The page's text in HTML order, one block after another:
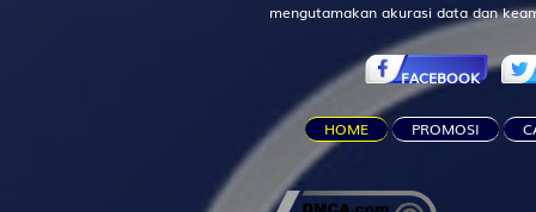
15
Pendeta
mengutamakan akurasi data dan
FACEBOOK
HOME PROMOSI